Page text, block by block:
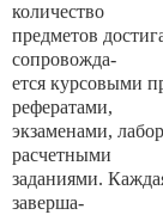
количество
предметов
сопровожда-
ется курсовыми
рефератами,
экзаменами,
расчетными
заданиями.
заверша-